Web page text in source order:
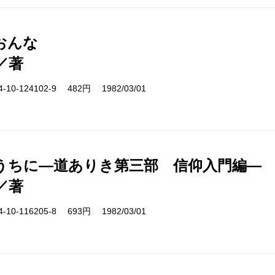
んな
著
10-124102-9 482円 1982/03/01
ちに―道ありき第三部 信仰入門編―
著
10-116205-8 693円 1982/03/01